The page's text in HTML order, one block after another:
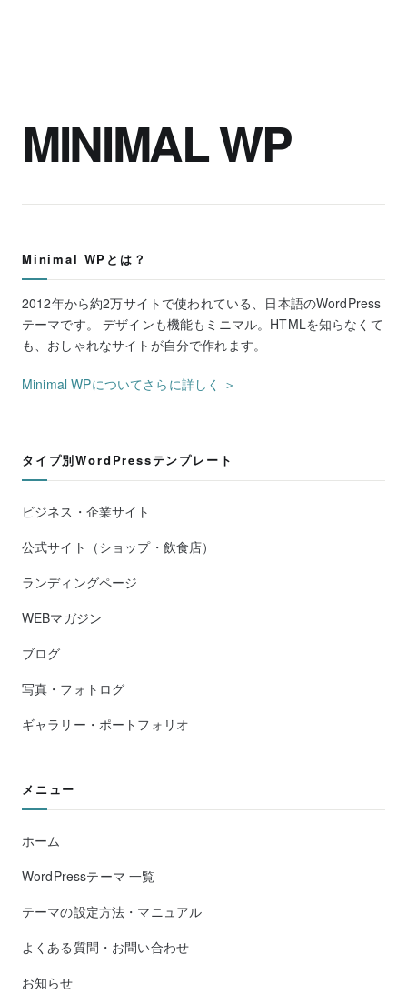
MINIMAL WP
Minimal WPとは？
2012年から約2万サイトで使われている、日本語のWordPress
テーマです。 デザインも機能もミニマル。HTMLを知らなくて
も、おしゃれなサイトが自分で作れます。
Minimal WPについてさらに詳しく ＞
タイプ別WordPressテンプレート
ビジネス・企業サイト
公式サイト（ショップ・飲食店）
ランディングページ
WEBマガジン
ブログ
写真・フォトログ
ギャラリー・ポートフォリオ
メニュー
ホーム
WordPressテーマ 一覧
テーマの設定方法・マニュアル
よくある質問・お問い合わせ
お知らせ